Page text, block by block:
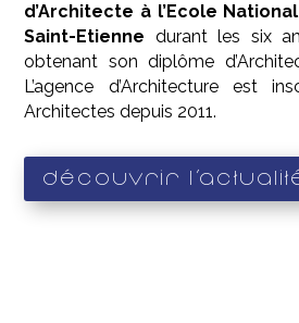
d’Architecte à l’Ecole
Saint-Etienne durant les six
obtenant son diplôme
L’agence d’Architecture est
Architectes depuis 2011.
Découvrir